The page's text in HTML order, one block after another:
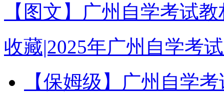
【图文】广州自学考试
收藏|2025年广州自学考
【保姆级】广州自学